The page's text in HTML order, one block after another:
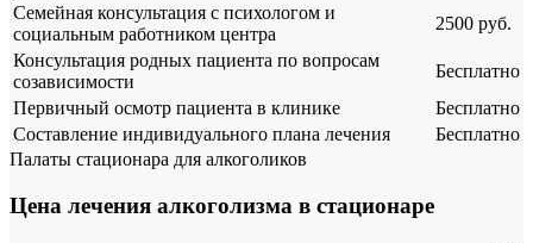
Семейная консультация с психологом и
социальным работником центра
2500 руб.
Консультация родных пациента по вопросам
созависимости
Бесплатно
Первичный осмотр пациента в клинике
Бесплатно
Составление индивидуального плана лечения
Бесплатно
Палаты стационара для алкоголиков
Цена лечения алкоголизма в стационаре